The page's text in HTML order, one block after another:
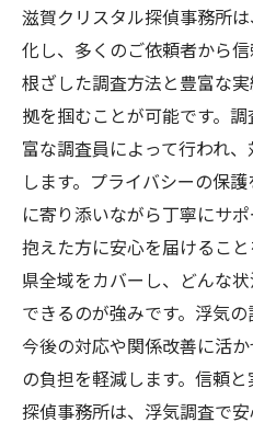
滋賀クリスタル探偵事務所
化し、多くのご依頼者から
根ざした調査方法と豊富な
拠を掴むことが可能です。
富な調査員によって行われ
します。プライバシーの保
に寄り添いながら丁寧にサ
抱えた方に安心を届けるこ
県全域をカバーし、どんな
できるのが強みです。浮気の
今後の対応や関係改善に活
の負担を軽減します。信頼
探偵事務所は、浮気調査で